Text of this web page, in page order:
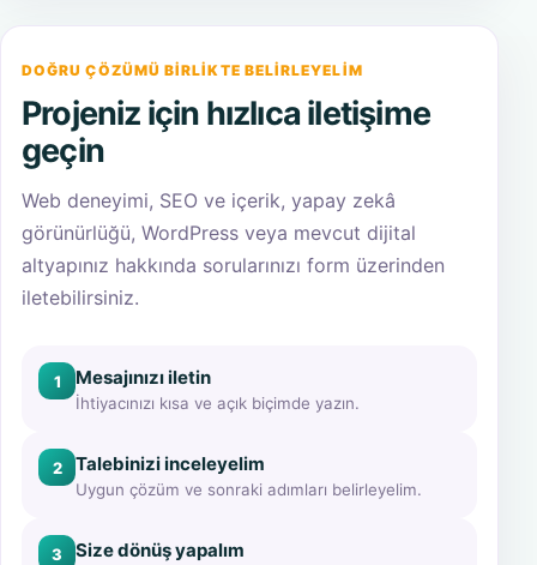
DOĞRU ÇÖZÜMÜ BIRLIKTE BELIRLEYELIM
Projeniz için hızlıca iletişime
geçin
Web deneyimi, SEO ve içerik, yapay zekâ
görünürlüğü, WordPress veya mevcut dijital
altyapınız hakkında sorularınızı form üzerinden
iletebilirsiniz.
1 Mesajınızı iletin
İhtiyacınızı kısa ve açık biçimde yazın.
2 Talebinizi inceleyelim
Uygun çözüm ve sonraki adımları belirleyelim.
3 Size dönüş yapalım